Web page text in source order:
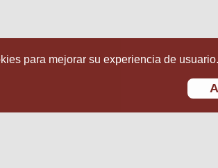
para mejorar su experiencia de